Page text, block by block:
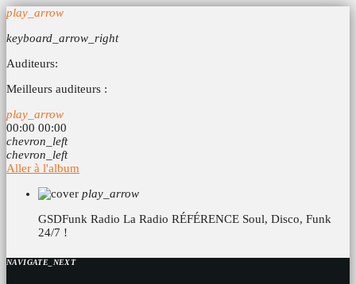
play_arrow
keyboard_arrow_right
Auditeurs:
Meilleurs auditeurs :
play_arrow
00:00 00:00
chevron_left
chevron_left
Aller à l'album
play_arrow
GSDFunk Radio La Radio RÉFÉRENCE Soul, Disco, Funk
24/7 !
NAVIGATE_NEXT